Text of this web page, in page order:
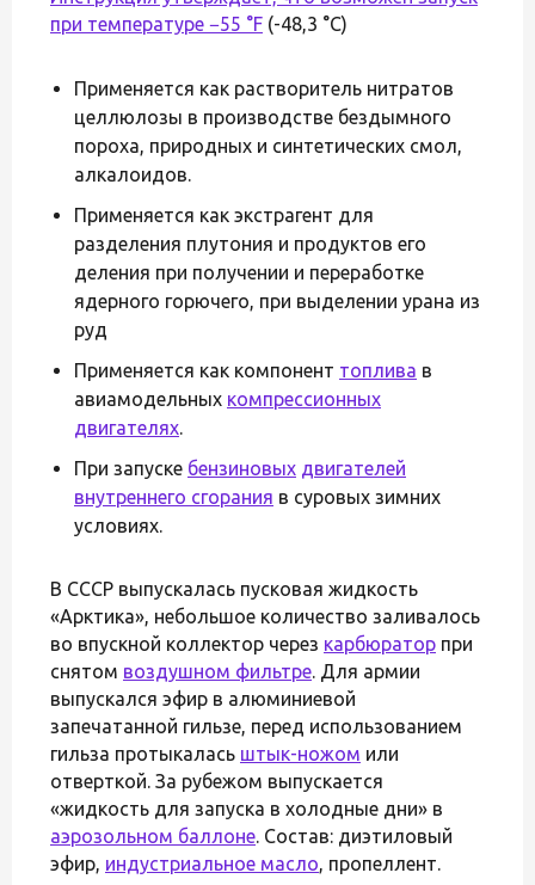
при температуре −55 °F (-48,3 °C)
Применяется как растворитель нитратов
целлюлозы в производстве бездымного
пороха, природных и синтетических смол,
алкалоидов.
Применяется как экстрагент для
разделения плутония и продуктов его
деления при получении и переработке
ядерного горючего, при выделении урана из
руд
Применяется как компонент топлива в
авиамодельных компрессионных
двигателях.
При запуске бензиновых двигателей
внутреннего сгорания в суровых зимних
условиях.
В СССР выпускалась пусковая жидкость
«Арктика», небольшое количество заливалось
во впускной коллектор через карбюратор при
снятом воздушном фильтре. Для армии
выпускался эфир в алюминиевой
запечатанной гильзе, перед использованием
гильза протыкалась штык-ножом или
отверткой. За рубежом выпускается
«жидкость для запуска в холодные дни» в
аэрозольном баллоне. Состав: диэтиловый
эфир, индустриальное масло, пропеллент.